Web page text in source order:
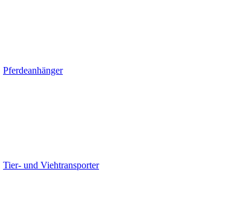
Pferdeanhänger
Tier- und Viehtransporter